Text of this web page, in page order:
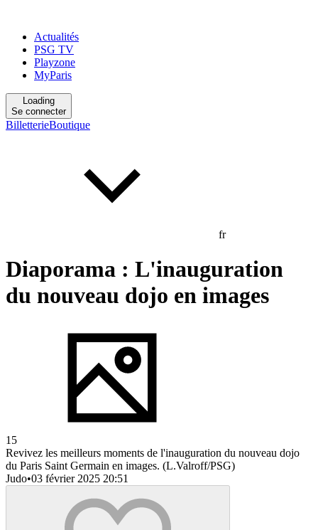
Actualités
PSG TV
Playzone
MyParis
Loading
Se connecter
BilletterieBoutique
fr
Diaporama : L'inauguration
du nouveau dojo en images
15
Revivez les meilleurs moments de l'inauguration du nouveau dojo
du Paris Saint Germain en images. (L.Valroff/PSG)
Judo•03 février 2025 20:51